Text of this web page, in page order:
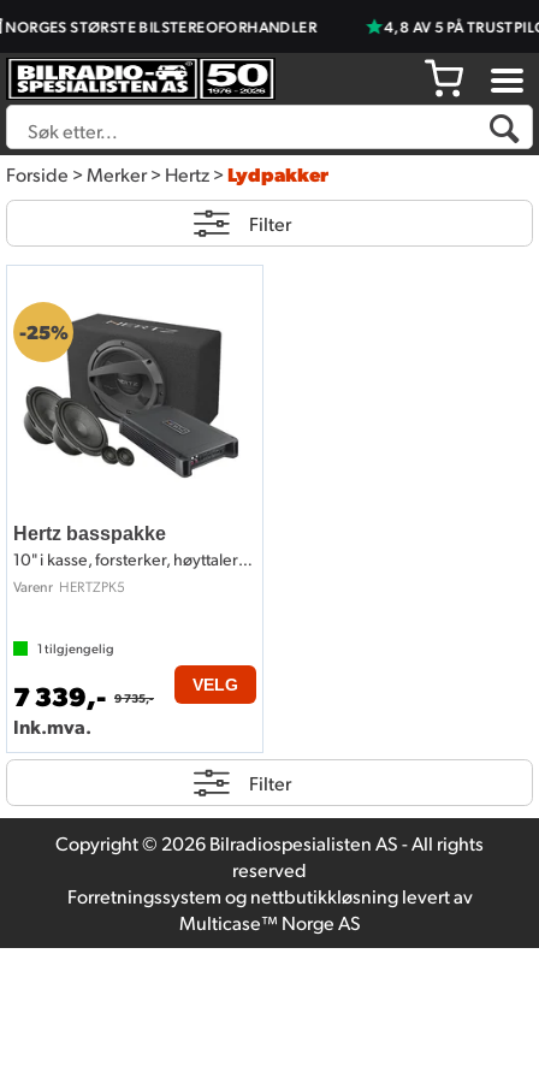
NORGES STØRSTE BILSTEREOFORHANDLER 4,8 AV 5 PÅ
Forside>Merker>Hertz>Lydpakker
Filter
25%
Hertz basspakke
10" i kasse, forsterker, høyttalersett
Varenr HERTZPK5
1 tilgjengelig
7 339,- 9 735,-
Ink.mva.
VELG
Filter
Copyright © 2026 Bilradiospesialisten AS - All rights
reserved
Forretningssystemognettbutikkløsninglevert av
Multicase™ Norge AS